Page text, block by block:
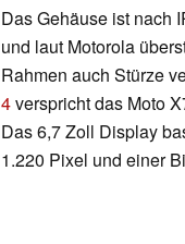
Das Gehäuse ist nach
und laut Motorola
Rahmen auch Stürze
4verspricht das Moto
Das 6,7 Zoll Display
1.220 Pixel und einer